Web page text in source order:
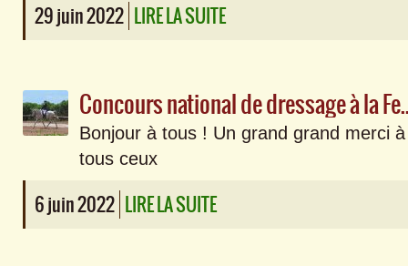
29 juin 2022 LIRE LA SUITE
Concours national
Bonjour à tous ! Un grand grand merci à
tous ceux
6 juin 2022 LIRE LA SUITE